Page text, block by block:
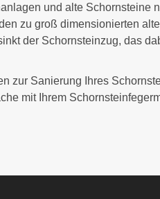
und alte Schornsteine
zu groß dimensionierten
der Schornsteinzug, das
zur Sanierung Ihres
mit Ihrem